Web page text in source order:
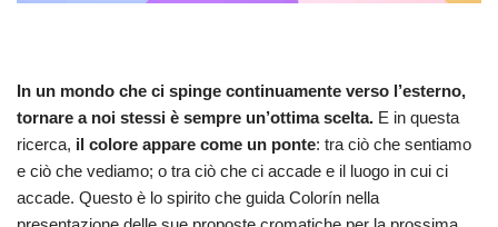
In un mondo che ci spinge continuamente verso l’esterno,
tornare a noi stessi è sempre un’ottima scelta. E in questa
ricerca, il colore appare come un ponte: tra ciò che sentiamo
e ciò che vediamo; o tra ciò che ci accade e il luogo in cui ci
accade. Questo è lo spirito che guida Colorín nella